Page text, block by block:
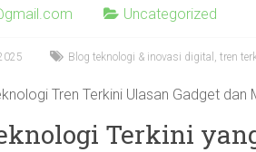
Uncategorized
Blog teknologi & inovasi digital, tren
Tren Terkini Ulasan Gadget dan
Terkini